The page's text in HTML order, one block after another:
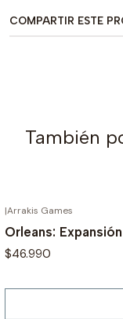
COMPARTIR ESTE
También
|Arrakis Games
Orleans:
$46.990